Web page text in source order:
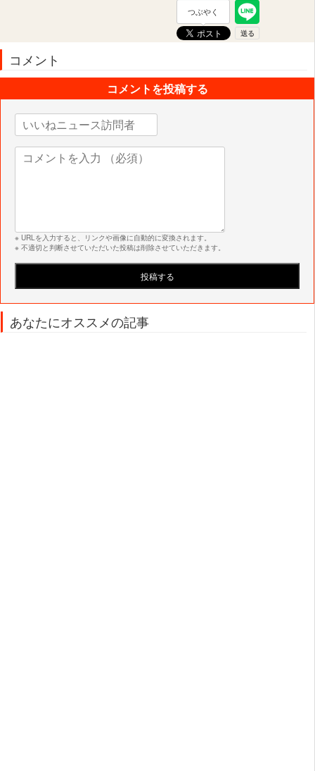
つぶやく
コメント
コメントを投稿する
※ URLを入力すると、リンクや画像に自動的に変換されます。
※ 不適切と判断させていただいた投稿は削除させていただきます。
あなたにオススメの記事